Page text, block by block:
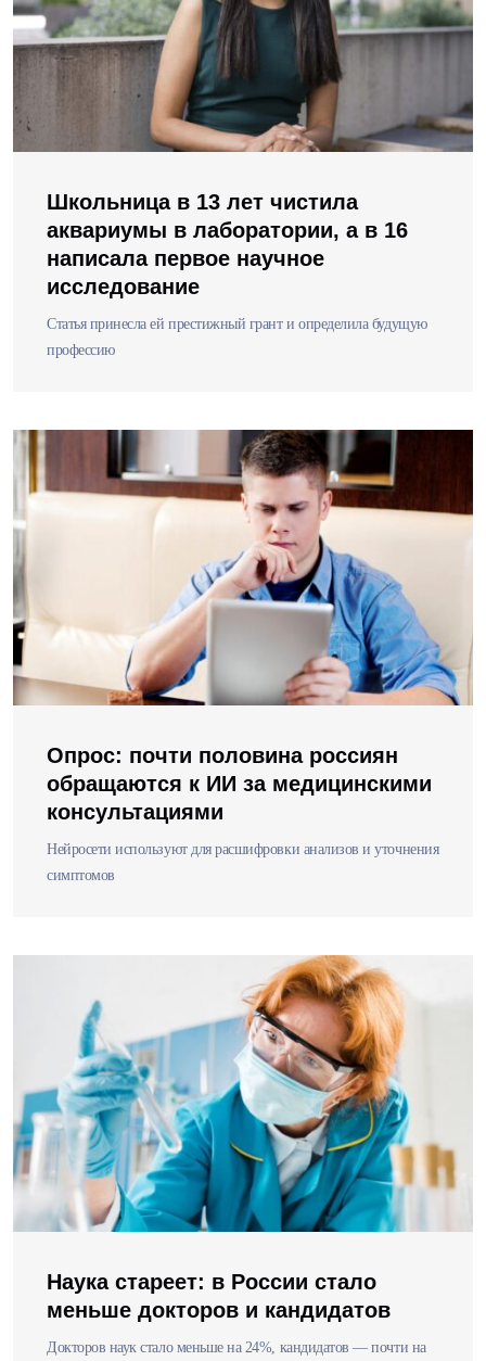
Школьница в 13 лет чистила
аквариумы в лаборатории, а в 16
написала первое научное
исследование
Статья принесла ей престижный грант и определила будущую
профессию
Опрос: почти половина россиян
обращаются к ИИ за медицинскими
консультациями
Нейросети используют для расшифровки анализов и уточнения
симптомов
Наука стареет: в России стало
меньше докторов и кандидатов
Докторов наук стало меньше на 24%, кандидатов — почти на